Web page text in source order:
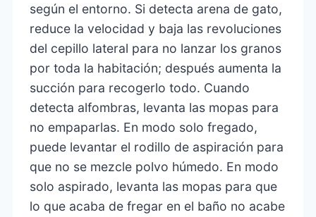
según el entorno. Si detecta arena de gato,
reduce la velocidad y baja las revoluciones
del cepillo lateral para no lanzar los granos
por toda la habitación; después aumenta la
succión para recogerlo todo. Cuando
detecta alfombras, levanta las mopas para
no empaparlas. En modo solo fregado,
puede levantar el rodillo de aspiración para
que no se mezcle polvo húmedo. En modo
solo aspirado, levanta las mopas para que
lo que acaba de fregar en el baño no acabe